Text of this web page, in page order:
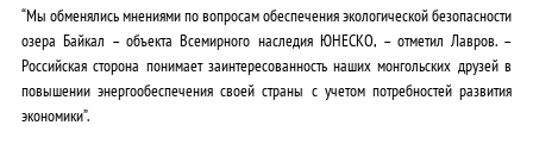
“Мы обменялись мнениями по вопросам обеспечения экологической безопасности
озера Байкал – объекта Всемирного наследия ЮНЕСКО, – отметил Лавров. –
Российская сторона понимает заинтересованность наших монгольских друзей в
повышении энергообеспечения своей страны с учетом потребностей развития
экономики”.